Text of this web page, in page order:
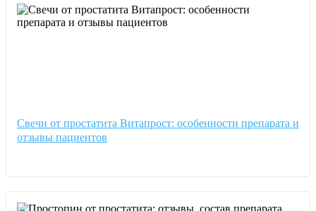
Свечи от простатита Витапрост: особенности препарата и
отзывы пациентов